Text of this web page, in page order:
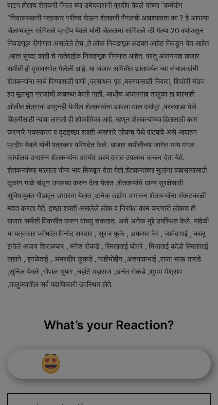
वाटप होताच शेतकरी पँनल च्या उमेदवारानी प्रदीप येवले यांच्या “कर्मयोग
“निवासस्थानी पत्रकार परीषद घेऊन शेतकरी पँनलची आवश्यकता का ? हे आपल्या
बोलण्यातून सांगितले प्रदीप येवले यांनी बोलताना सांगितले की गेल्या 20 वर्षापासून
निवडणूक रीगंणात असलेले तेच ,ते लोक निवडणूक लढवत आहेत निवडून येत आहेत
.आता सुध्दा काही चे नातेवाईक निवडणूक रीगंणात आहेत. परंतु अंजनगाव बाजार
समीती ही मृतावस्थेत गेलेली आहे. या बाजार समितीत आतापर्यत च्या संचालकांनी
शेतकऱ्यांना साधे पिण्यासाठी पाणी ,प्रसाधन गृह ,बसण्यासाठी निवारा, शिदोरी मंडप
ह्या मूलभूत गरजांची व्यवस्था केली नाही. आधीच अंजनगाव तालुका हा बारमाही
ओलीत क्षेत्राचा असुनही येथील शेतकऱ्यांना आपला माल दर्यापूर ,परतवाडा येथे
विक्रीसाठी न्यावा लागतो ही शोकांतिका आहे. म्हणून शेतकऱ्यांच्या हितासाठी काम
करणारे नवसंकल्प व दृढइच्छा शक्ती असणारे लोकच येथे पाठवावे असे आवाहन
प्रदीप येवले यांनी पत्रकार परिषदेत केले. बाजार समीतीच्या जागेत भव्य मंगल
कार्यालय उभारुन शेतकऱ्यांना अत्यंत अल्प दरात उपलब्ध करून देता येते.
शेतकऱ्यांच्या मालाला योग्य भाव मिळवून देता येतो.शेतकऱ्यांच्या मुलांना व्यवसायासाठी
दुकान गाळे बांधून उपलब्ध करुन देता येतात .शेतकऱ्यांचे धान्य सुरक्षेसाठी
सुविधायुक्त गोडावून उभारता येतात ,अनेक उद्योग उभारुन शेतकऱ्यांना संकटकाळी
मदत करता येते. इच्छा शक्ती असलेले लोक व निरपेक्ष काम करणारी लोकच ही
बाजार समीती विकसीत करुन वाचवु शकतात. असे अनेक मुद्दे उपस्थित केले. यावेळी
या पत्रकार परीषदेत विनोद सरदार , सुरज फूके , अफसर बेग , जावेदभाई , बबलू
इंगोले अजय शिराळकर , मंगेश रोकडे , स्मिताताई घोगरे , मिनाताई कोल्हे स्मिताताई
लहाने , इंगळेताई , अमरदीप कुकडे , फहीमोद्दीन ,अशपाकभाई ,राजा भाऊ तायडे
,सुनिल येवले ,गोपाल भुयार ,चर्हाटे महाराज ,अनंत रोकडे ,शुभम मेश्राम
,तालुक्यातील सर्व पदाधिकारी उपस्थित होते.
What’s your Reaction?